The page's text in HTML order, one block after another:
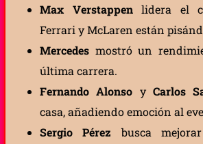
Max Verstappenlidera el
Ferrari y McLaren están
Mercedes mostró un
última carrera.
Fernando Alonso yCarlos
casa, añadiendo emoción al
Sergio Pérez busca